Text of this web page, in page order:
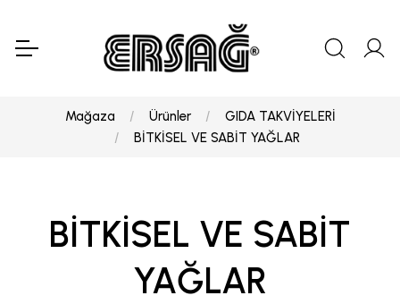
Mağaza Ürünler
GIDA TAKVİYELERİ
BİTKİSEL VE SABİT YAĞLAR
BİTKİSEL VE SABİT
YAĞLAR